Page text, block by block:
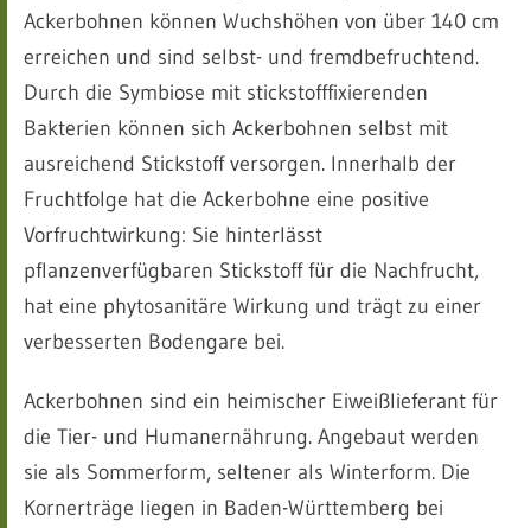
Ackerbohnen können Wuchshöhen von über 140 cm
erreichen und sind selbst- und fremdbefruchtend.
Durch die Symbiose mit stickstofffixierenden
Bakterien können sich Ackerbohnen selbst mit
ausreichend Stickstoff versorgen. Innerhalb der
Fruchtfolge hat die Ackerbohne eine positive
Vorfruchtwirkung: Sie hinterlässt
pflanzenverfügbaren Stickstoff für die Nachfrucht,
hat eine phytosanitäre Wirkung und trägt zu einer
verbesserten Bodengare bei.
Ackerbohnen sind ein heimischer Eiweißlieferant für
die Tier- und Humanernährung. Angebaut werden
sie als Sommerform, seltener als Winterform. Die
Kornerträge liegen in Baden-Württemberg bei